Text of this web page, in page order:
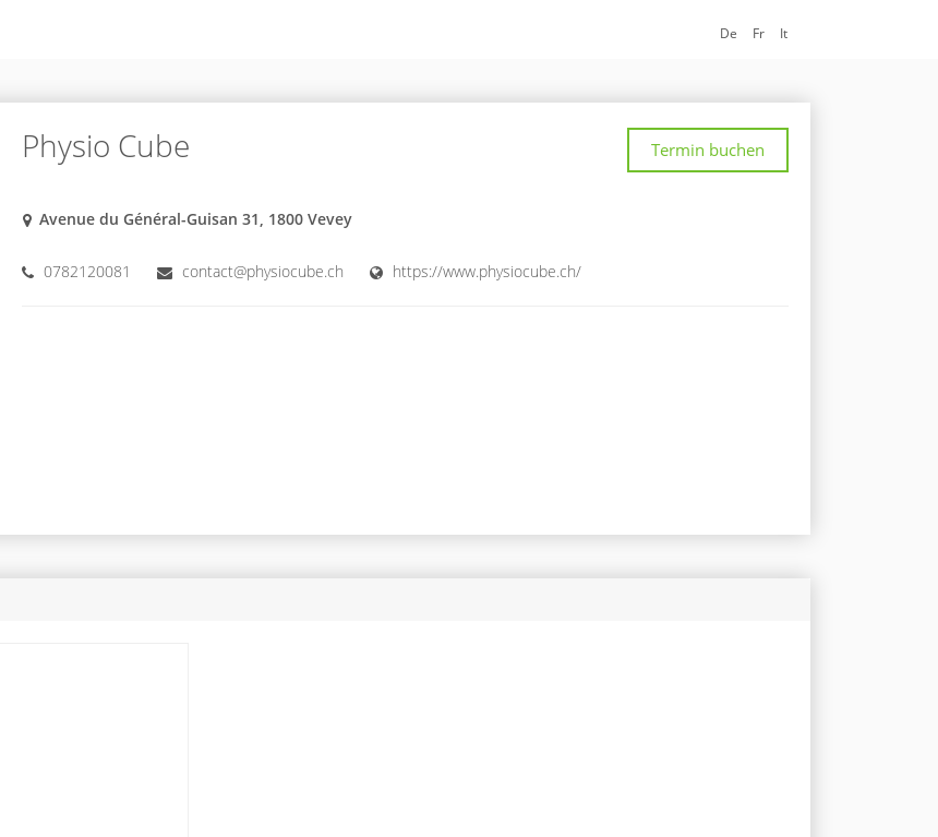
De Fr It
Physio Cube Termin buchen
Avenue du Général-Guisan 31, 1800 Vevey
0782120081 contact@physiocube.ch https://www.physiocube.ch/